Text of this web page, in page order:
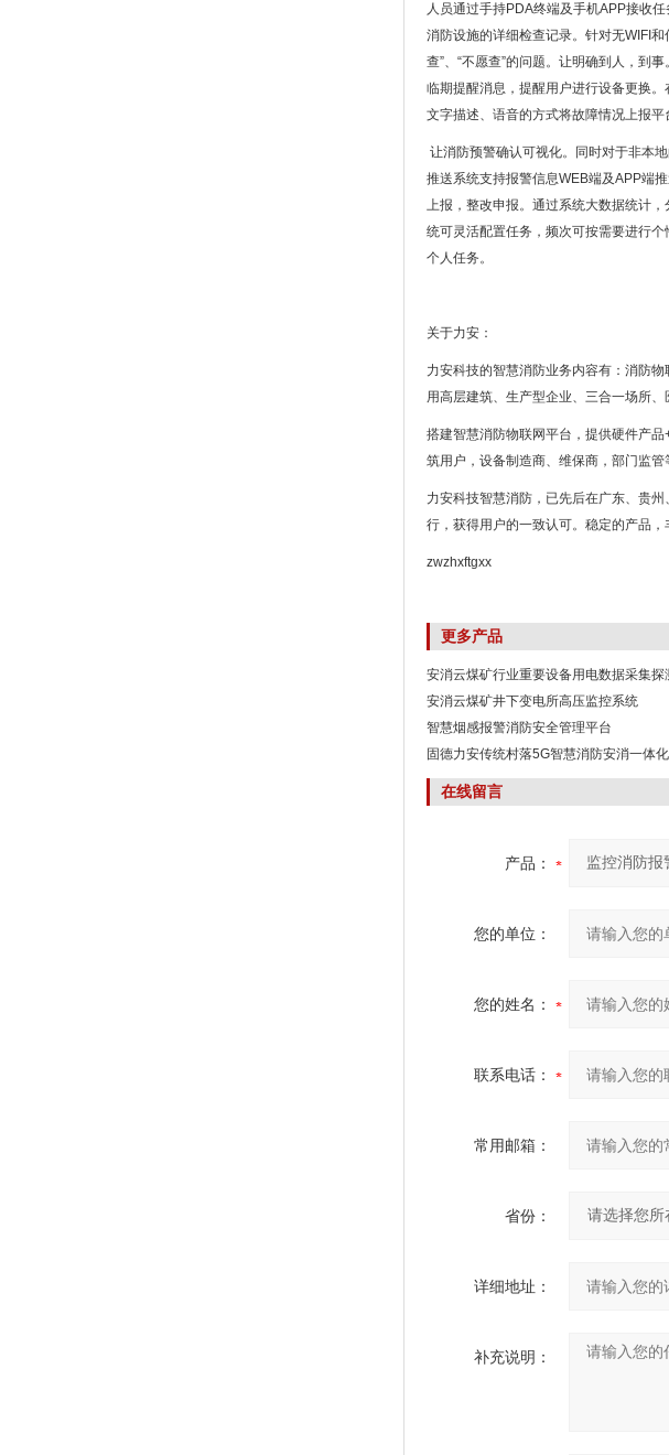
人员通过手持PDA终端及手机APP接收
消防设施的详细检查记录。针对无WIFI
查”、“不愿查”的问题。让明确到人，到
临期提醒消息，提醒用户进行设备更换
文字描述、语音的方式将故障情况上报平
让消防预警确认可视化。同时对于非本
推送系统支持报警信息WEB端及APP端
上报，整改申报。通过系统大数据统计
统可灵活配置任务，频次可按需要进行
个人任务。
关于力安：
力安科技的智慧消防业务内容有：消防
用高层建筑、生产型企业、三合一场所
搭建智慧消防物联网平台，提供硬件产
筑用户，设备制造商、维保商，部门监
力安科技智慧消防，已先后在广东、贵
行，获得用户的一致认可。稳定的产品
zwzhxftgxx
更多产品
安消云煤矿行业重要设备用电数据采集探
安消云煤矿井下变电所高压监控系统
智慧烟感报警消防安全管理平台
固德力安传统村落5G智慧消防安消一体
在线留言
产品：
您的单位：
您的姓名：
联系电话：
常用邮箱：
省份：
详细地址：
补充说明：